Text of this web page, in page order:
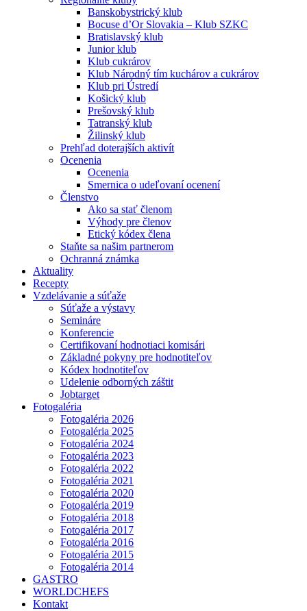
Banskobystrický klub
Bocuse d’Or Slovakia – Klub SZKC
Bratislavský klub
Junior klub
Klub cukrárov
Klub Národný tím kuchárov a cukrárov
Klub pri Ústredí
Košický klub
Prešovský klub
Tatranský klub
Žilinský klub
Prehľad doterajších aktivít
Ocenenia
Ocenenia
Smernica o udeľovaní ocenení
Členstvo
Ako sa stať členom
Výhody pre členov
Etický kódex člena
Staňte sa našim partnerom
Ochranná známka
Aktuality
Recepty
Vzdelávanie a súťaže
Súťaže a výstavy
Semináre
Konferencie
Certifikovaní hodnotiaci komisári
Základné pokyny pre hodnotiteľov
Kódex hodnotiteľov
Udelenie odborných záštit
Jobtarget
Fotogaléria
Fotogaléria 2026
Fotogaléria 2025
Fotogaléria 2024
Fotogaléria 2023
Fotogaléria 2022
Fotogaléria 2021
Fotogaléria 2020
Fotogaléria 2019
Fotogaléria 2018
Fotogaléria 2017
Fotogaléria 2016
Fotogaléria 2015
Fotogaléria 2014
GASTRO
WORLDCHEFS
Kontakt